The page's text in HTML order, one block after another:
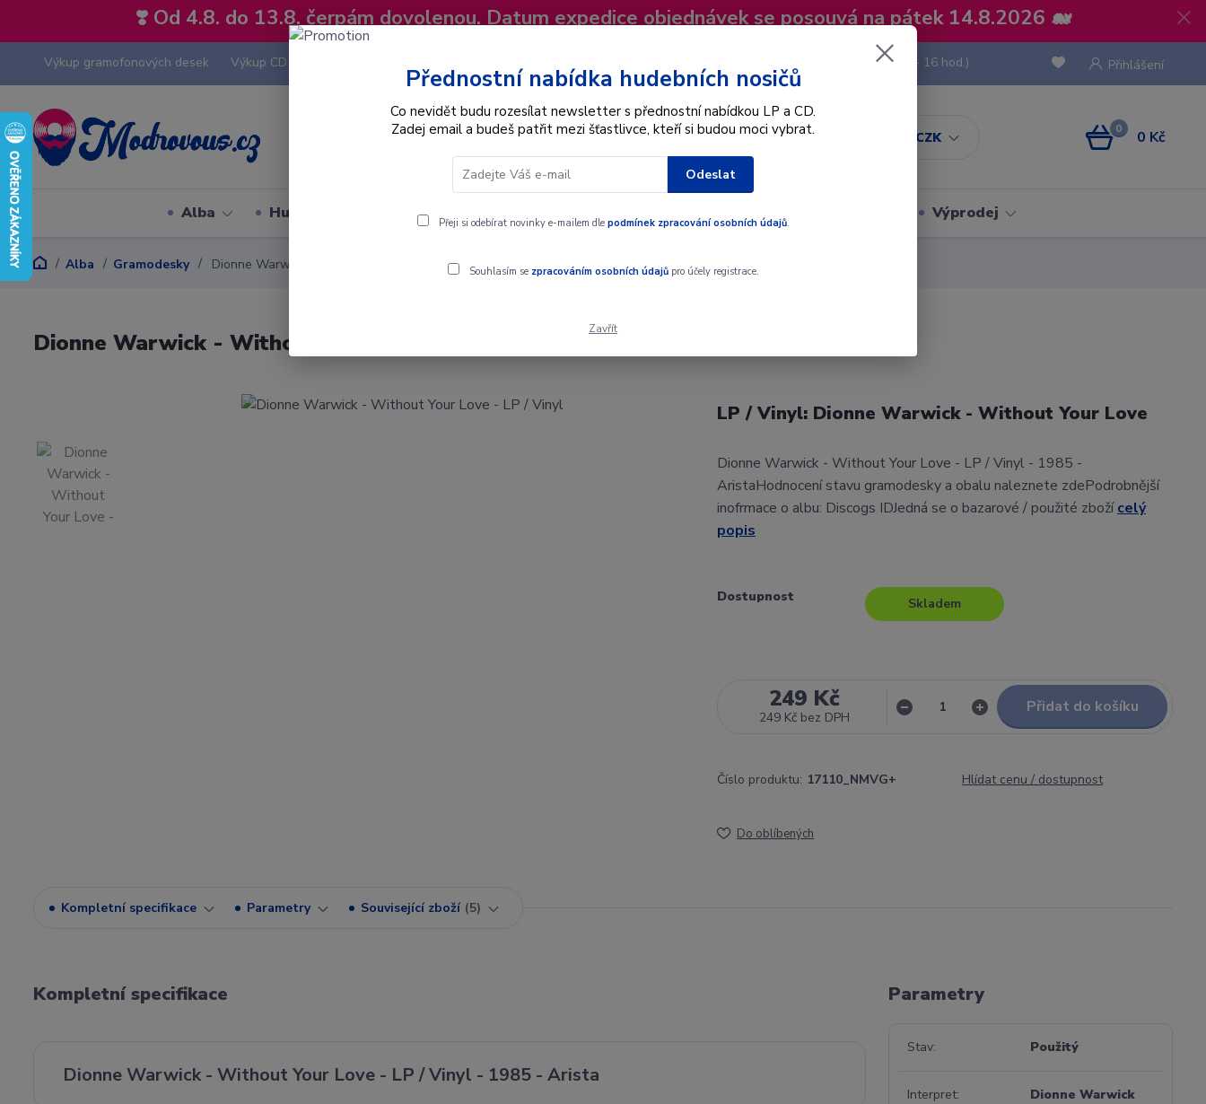
❣️ Od 4.8. do 13.8. čerpám dovolenou. Datum expedice objednávek se posouvá na pátek 14.8.2026 🐋
Výkup gramofonových desek Výkup CD
CZK
Přihlášení
Hledat
(Po-Pá, 8 - 16 hod.)
0 0 Kč
Alba Hudební styly Interpret Dárkové poukazy Výprodej
Alba Gramodesky Dionne Warwick - Without Your Love - LP / Vinyl
Dionne Warwick - Without Your Love - LP / Vinyl
LP / Vinyl: Dionne Warwick - Without Your Love
Dionne Warwick - Without Your Love - LP / Vinyl - 1985 -
AristaHodnocení stavu gramodesky a obalu naleznete zdePodrobnější
inofrmace o albu: Discogs IDJedná se o bazarové / použité zbožícelý
popis
Dostupnost Skladem
249 Kč
249 Kč bez DPH
Přidat do košíku
Číslo produktu: 17110_NMVG+ Hlídat cenu / dostupnost
Do oblíbených
Kompletní specifikace Parametry Související zboží 5
Kompletní specifikace
Dionne Warwick - Without Your Love - LP / Vinyl - 1985 - Arista
Parametry
Stav Použitý
Interpret Dionne Warwick
Přednostní nabídka hudebních nosičů
Co nevidět budu rozesílat newsletter s přednostní nabídkou LP a CD.
Zadej email a budeš patřit mezi šťastlivce, kteří si budou moci vybrat.
Odeslat
Přeji si odebírat novinky e-mailem dle podmínek zpracování osobních údajů.
Souhlasím se zpracováním osobních údajůpro účely registrace.
Zavřít